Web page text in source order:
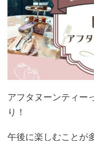
アフタヌーンティー
り！
午後に楽しむことが